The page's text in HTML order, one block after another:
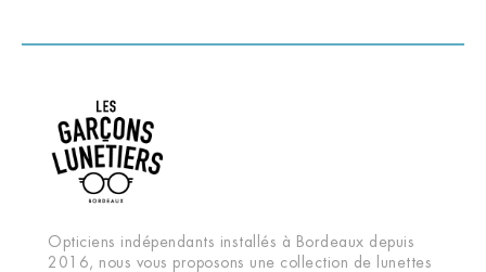
Opticiens indépendants installés à Bordeaux depuis
2016, nous vous proposons une collection de lunettes